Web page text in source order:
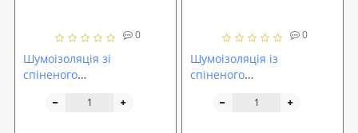
0
Шумоізоляція зі
спіненого
100х50х0.5см
0
Шумоізоляція із
спіненого
100х50х1см SoundProOFF